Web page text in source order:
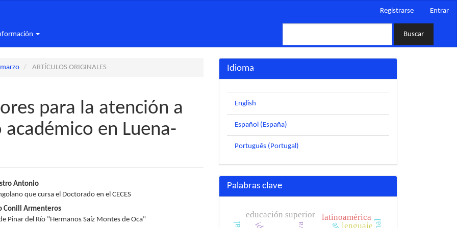
Registrarse Entrar
Buscar
ARTÍCULOS ORIGINALES
para la atención a
en Luena-
Antonio
que cursa el Doctorado en el CECES
Conill Armenteros
Pinar del Río "Hermanos Saíz Montes de Oca"
Idioma
English
Español (España)
Português (Portugal)
Palabras clave
educación superior latinoamérica
lenguaje